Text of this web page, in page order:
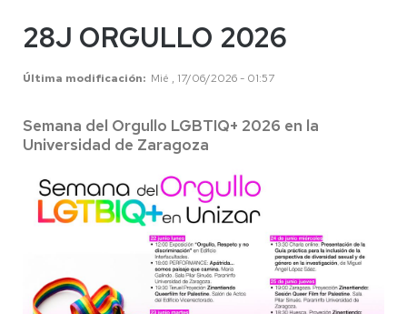
28J ORGULLO 2026
Última modificación Mié , 17/06/2026 - 01:57
Semana del Orgullo LGBTIQ+ 2026 en la
Universidad de Zaragoza